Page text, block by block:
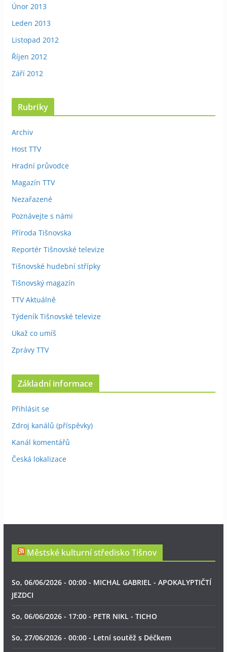
Únor 2013
Leden 2013
Listopad 2012
Říjen 2012
Září 2012
Rubriky
Archiv
Host TTV
Hradní průvodce
Magazín TTV
Nezařazené
Poznávejte s námi
Příroda Tišnovska
Reportér Tišnovské televize
Tišnovské hudební střípky
Tišnovský magazín
TTV Aktuálně
Týdeník Tišnovské televize
Ukaž co umíš
Zprávy TTV
Základní informace
Přihlásit se
Zdroj kanálů (příspěvky)
Kanál komentářů
Česká lokalizace
Městské kulturní středisko Tišnov
So, 06/06/2026 - 00:00 - MICHAL GABRIEL - APOKALYPTIČTÍ
JEZDCI
So, 06/06/2026 - 17:00 - PETR NIKL - TICHO
So, 27/06/2026 - 00:00 - Letní soutěž s Déčkem